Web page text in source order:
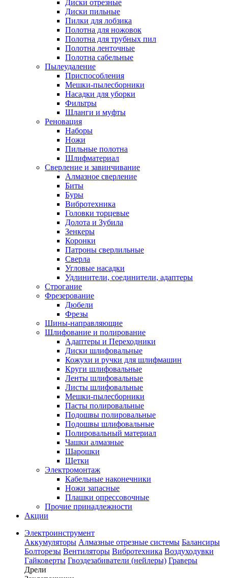
Диски отрезные
Диски пильные
Пилки для лобзика
Полотна для ножовок
Полотна для трубных пил
Полотна ленточные
Полотна сабельные
Пылеудаление
Приспособления
Мешки-пылесборники
Насадки для уборки
Фильтры
Шланги и муфты
Реновация
Наборы
Ножи
Пильные полотна
Шлифматериал
Сверление и завинчивание
Алмазное сверление
Биты
Буры
Вибротехника
Головки торцевые
Долота и Зубила
Зенкеры
Коронки
Патроны сверлильные
Сверла
Угловые насадки
Удлинители, соединители, адаптеры
Строгание
Фрезерование
Дюбели
Фрезы
Шины-направляющие
Шлифование и полирование
Адаптеры и Переходники
Диски шлифовальные
Кожухи и ручки для шлифмашин
Круги шлифовальные
Ленты шлифовальные
Листы шлифовальные
Мешки-пылесборники
Пасты полировальные
Подошвы полировальные
Подошвы шлифовальные
Полировальный материал
Чашки алмазные
Шарошки
Щетки
Электромонтаж
Кабельные наконечники
Ножи запасные
Плашки опрессовочные
Прочие принадлежности
Акции
Электроинструмент
Аккумуляторы Алмазные отрезные системы Балансиры
Болторезы Вентиляторы Вибротехника Воздуходувки
Гайковерты Гвоздезабиватели (нейлеры) Граверы
Дрели